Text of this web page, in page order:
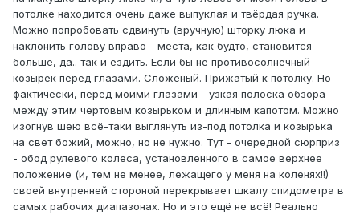
потолке находится очень даже выпуклая и твёрдая ручка.
Можно попробовать сдвинуть (вручную) шторку люка и
наклонить голову вправо - места, как будто, становится
больше, да.. так и ездить. Если бы не противосолнечный
козырёк перед глазами. Сложеный. Прижатый к потолку. Но
фактически, перед моими глазами - узкая полоска обзора
между этим чёртовым козырьком и длинным капотом. Можно
изогнув шею всё-таки выглянуть из-под потолка и козырька
на свет божий, можно, но не нужно. Тут - очередной сюрприз
- обод рулевого колеса, установленного в самое верхнее
положение (и, тем не менее, лежащего у меня на коленях!!)
своей внутренней стороной перекрывает шкалу спидометра в
самых рабочих диапазонах. Но и это ещё не всё! Реально